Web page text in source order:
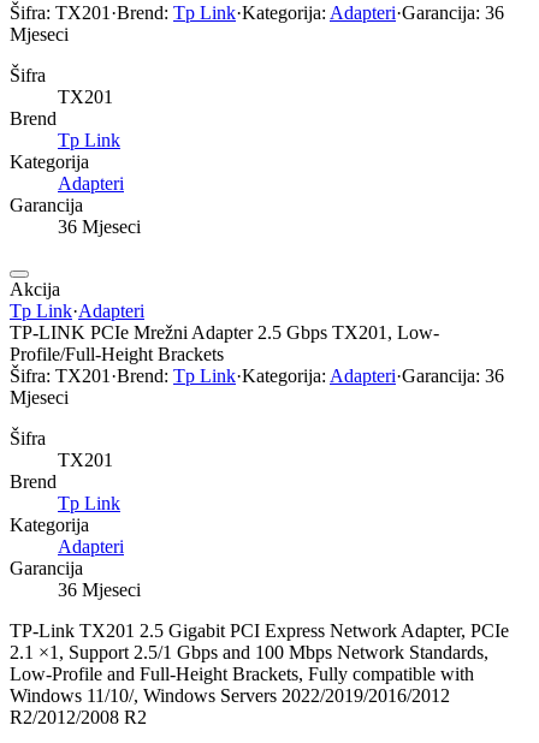
Šifra: TX201 ·Brend: Tp Link·Kategorija: Adapteri·Garancija: 36
Mjeseci
Šifra
TX201
Brend
Tp Link
Kategorija
Adapteri
Garancija
36 Mjeseci
Akcija
Tp Link·Adapteri
TP-LINK PCIe Mrežni Adapter 2.5 Gbps TX201, Low-
Profile/Full-Height Brackets
Šifra: TX201 ·Brend: Tp Link·Kategorija: Adapteri·Garancija: 36
Mjeseci
Šifra
TX201
Brend
Tp Link
Kategorija
Adapteri
Garancija
36 Mjeseci
TP-Link TX201 2.5 Gigabit PCI Express Network Adapter, PCIe
2.1 ×1, Support 2.5/1 Gbps and 100 Mbps Network Standards,
Low-Profile and Full-Height Brackets, Fully compatible with
Windows 11/10/, Windows Servers 2022/2019/2016/2012
R2/2012/2008 R2